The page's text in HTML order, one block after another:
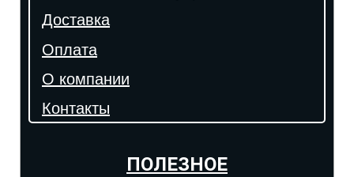
Доставка
Оплата
О компании
Контакты
ПОЛЕЗНОЕ